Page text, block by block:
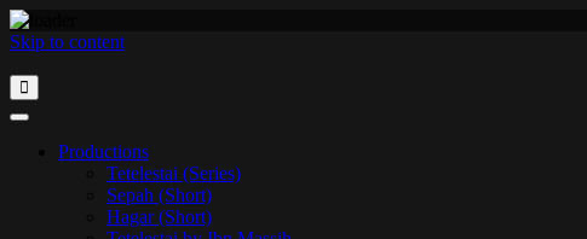
Skip to content
Productions
Tetelestai (Series)
Sepah (Short)
Hagar (Short)